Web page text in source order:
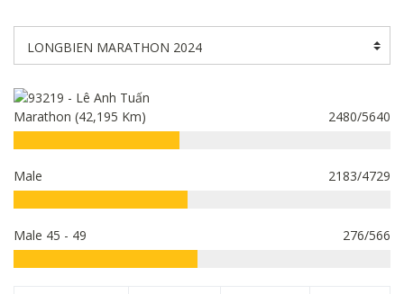
Marathon (42,195 Km) 2480/5640
Male 2183/4729
Male 45 - 49 276/566